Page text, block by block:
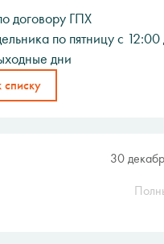
договору ГПХ
по пятницу с 12:00
дни
списку
30